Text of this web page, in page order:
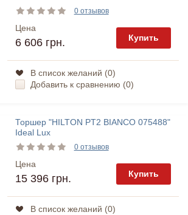
0 отзывов
Цена
6 606 грн. Купить
В список желаний (0)
Добавить к сравнению (0)
Торшер "HILTON PT2 BIANCO 075488"
Ideal Lux
0 отзывов
Цена
15 396 грн. Купить
В список желаний (0)